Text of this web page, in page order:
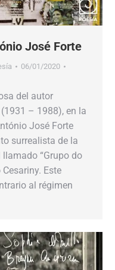
José Forte
06/01/2020
del autor
– 1988), en la
José Forte
surrealista de la
“Grupo do
Este
al régimen